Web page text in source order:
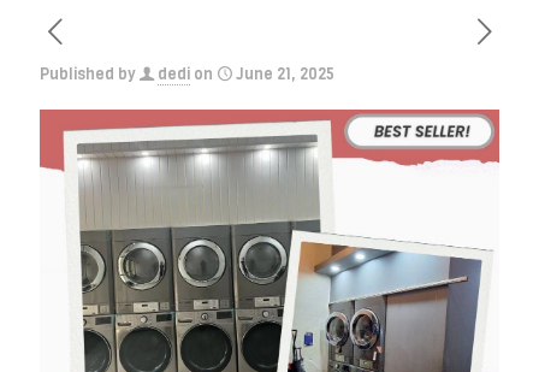
Published by dedi on June 21, 2025